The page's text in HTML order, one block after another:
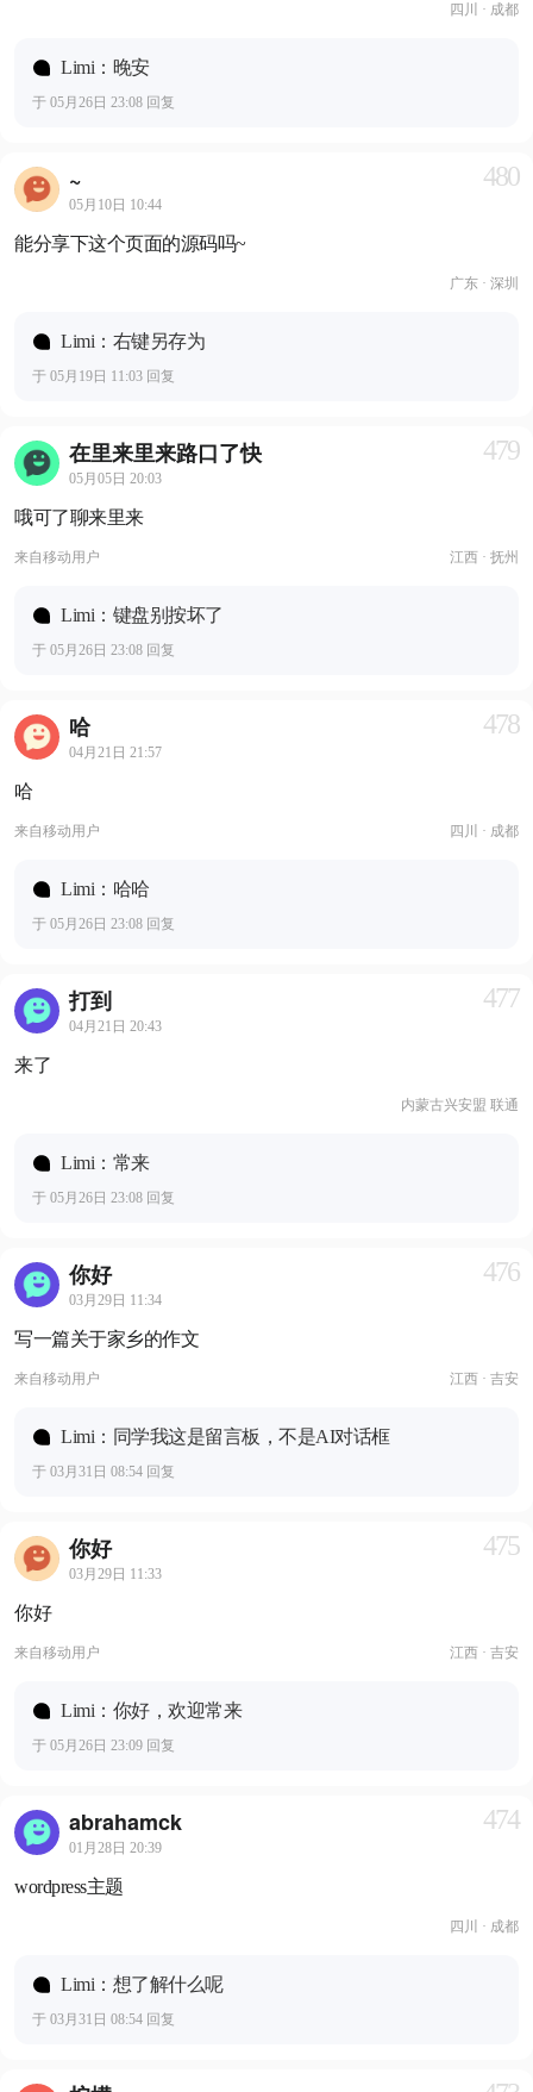
四川 · 成都
Limi：晚安
于 05月26日 23:08 回复
~
05月10日 10:44
480
能分享下这个页面的源码吗~
广东 · 深圳
Limi：右键另存为
于 05月19日 11:03 回复
在里来里来路口了快
05月05日 20:03
479
哦可了聊来里来
来自移动用户 江西 · 抚州
Limi：键盘别按坏了
于 05月26日 23:08 回复
哈
04月21日 21:57
478
哈
来自移动用户 四川 · 成都
Limi：哈哈
于 05月26日 23:08 回复
打到
04月21日 20:43
477
来了
内蒙古兴安盟 联通
Limi：常来
于 05月26日 23:08 回复
你好
03月29日 11:34
476
写一篇关于家乡的作文
来自移动用户 江西 · 吉安
Limi：同学我这是留言板，不是AI对话框
于 03月31日 08:54 回复
你好
03月29日 11:33
475
你好
来自移动用户 江西 · 吉安
Limi：你好，欢迎常来
于 05月26日 23:09 回复
abrahamck
01月28日 20:39
474
wordpress主题
四川 · 成都
Limi：想了解什么呢
于 03月31日 08:54 回复